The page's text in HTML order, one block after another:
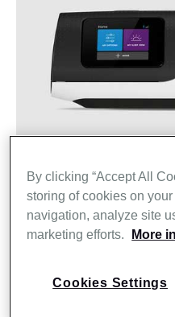
Benefícios do AirSense 11
O AirSense 11 inclui uma
para oferecer uma terapia
By clicking “Accept All
storing of cookies on
navigation, analyze site
marketing efforts.
More
Cookies Settings